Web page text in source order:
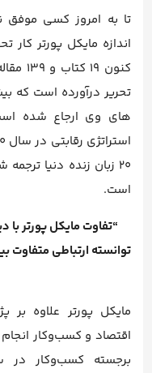
تا به امروز کسی موفق
اندازه مایکل پورتر
کنون
های وی ارجاع شده
است.
“تفاوت مایکل پورتر
توانسته ارتباطی متفاوت
مایکل پورتر علاوه
اقتصاد و کسب‌وکار
برجسته کسب‌وکار